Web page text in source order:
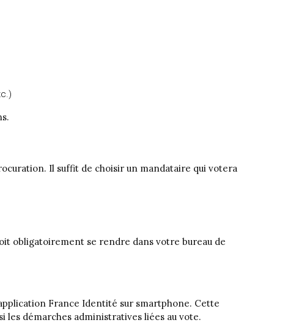
Il suffit de choisir un mandataire qui votera
obligatoirement se rendre dans votre bureau de
France Identité sur smartphone. Cette
démarches administratives liées au vote.